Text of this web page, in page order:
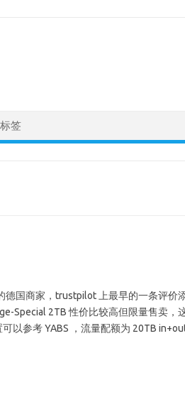
标签
德国商家，trustpilot 上最早的一条评价
Special 2TB 性价比较高但限量售卖，
以参考 YABS ，流量配额为 20TB